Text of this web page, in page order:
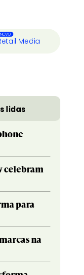
Media
lidas
celebram
para
na